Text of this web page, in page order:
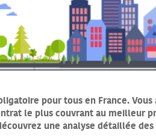
pour tous en France. Vous
le plus couvrant au meilleur
une analyse détaillée